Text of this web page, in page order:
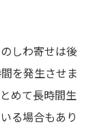
しわ寄せは後
を発生させま
めて長時間生
る場合もあり